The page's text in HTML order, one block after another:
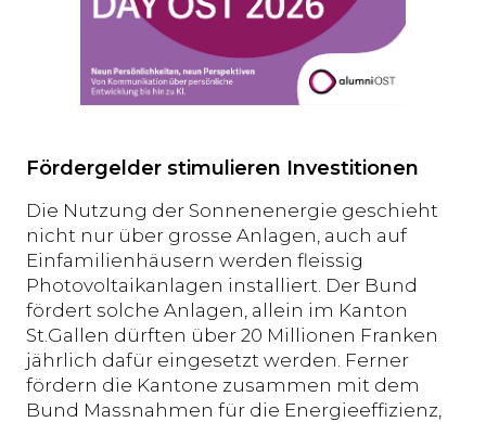
Fördergelder stimulieren Investitionen
Die Nutzung der Sonnenenergie geschieht
nicht nur über grosse Anlagen, auch auf
Einfamilienhäusern werden fleissig
Photovoltaikanlagen installiert. Der Bund
fördert solche Anlagen, allein im Kanton
St.Gallen dürften über 20 Millionen Franken
jährlich dafür eingesetzt werden. Ferner
fördern die Kantone zusammen mit dem
Bund Massnahmen für die Energieeffizienz,